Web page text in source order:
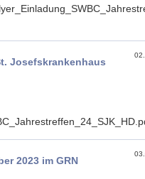
Josefskrankenhaus
2023 im GRN